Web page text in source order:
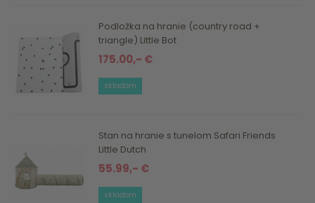
Podložka na hranie (country road +
triangle) Little Bot
175.00,- €
skladom
Stan na hranie s tunelom Safari Friends
Little Dutch
55.99,- €
skladom